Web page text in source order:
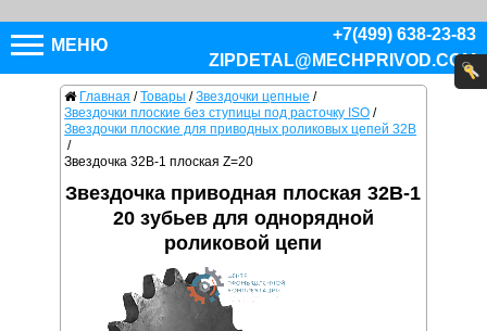
МЕНЮ
+7(499) 638-23-83
ZIPDETAL@MECHPRIVOD.COM
Главная / Товары / Звездочки цепные /
Звездочки плоские без ступицы под расточку ISO /
Звездочки плоские для приводных роликовых цепей 32B
/
Звездочка 32B-1 плоская Z=20
Звездочка приводная плоская 32B-1
20 зубьев для однорядной
роликовой цепи